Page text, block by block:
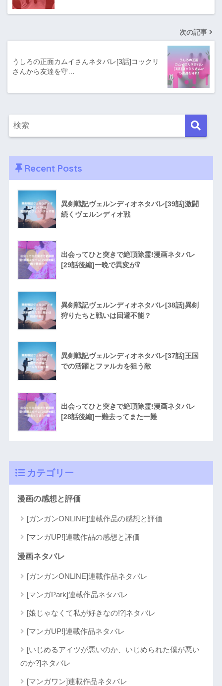
次の記事
うしろの正面カムイさんネタバレ[3話]コックリ
さんから友達を守…
Recent Posts
異剣戦記ヴェルンディオネタバレ[39話]激闘
続くヴェルンディオ戦
出会ってひと突きで絶頂除霊!漫画ネタバレ
[29話後編]一晩で異変が⁉︎
異剣戦記ヴェルンディオネタバレ[38話]異剣
狩りたちと戦いは回避不能？
異剣戦記ヴェルンディオネタバレ[37話]王国
での活躍とファルカを狙う敵
出会ってひと突きで絶頂除霊!漫画ネタバレ
[28話後編]一難去ってまた一難
カテゴリー
漫画の感想と評価
[ガンガンONLINE]連載作品の感想と評価
[マンガUP!]連載作品の感想と評価
漫画ネタバレ
[ガンガンONLINE]連載作品ネタバレ
[マンガPark]連載作品ネタバレ
[娘じゃなくて私が好きなの!?]ネタバレ
[マンガUP!]連載作品ネタバレ
[いじめるアイツが悪いのか、いじめられた僕が悪い
のか?]ネタバレ
[マンガワン]連載作品ネタバレ